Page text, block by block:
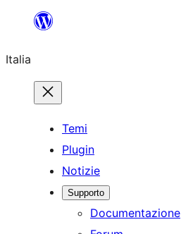
contenuto
Italia
Temi
Plugin
Notizie
Supporto
Documentazione